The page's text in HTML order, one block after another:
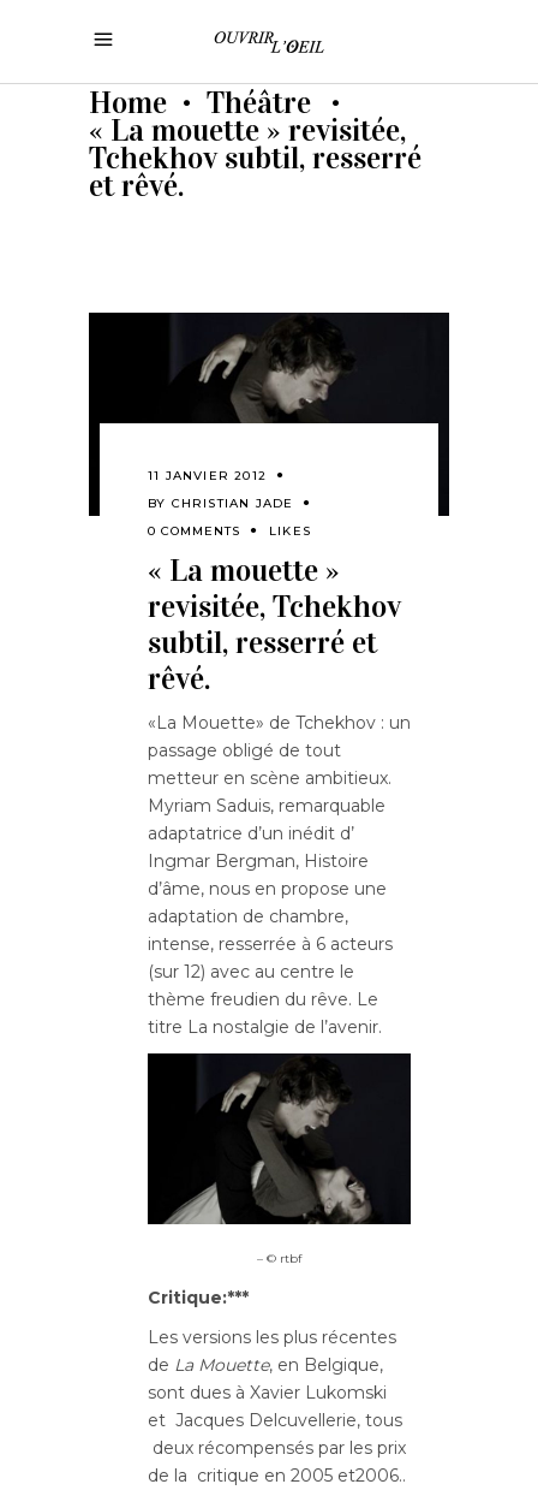
Home • Théâtre •
« La mouette » revisitée,
Tchekhov subtil, resserré
et rêvé.
11 JANVIER 2012
BY CHRISTIAN JADE
0 COMMENTS
LIKES
« La mouette »
revisitée, Tchekhov
subtil, resserré et
rêvé.
«La Mouette» de Tchekhov : un
passage obligé de tout
metteur en scène ambitieux.
Myriam Saduis, remarquable
adaptatrice d’un inédit d’
Ingmar Bergman, Histoire
d’âme, nous en propose une
adaptation de chambre,
intense, resserrée à 6 acteurs
(sur 12) avec au centre le
thème freudien du rêve. Le
titre La nostalgie de l’avenir.
– © rtbf
Critique:***
Les versions les plus récentes
de La Mouette, en Belgique,
sont dues à Xavier Lukomski
et Jacques Delcuvellerie, tous
deux récompensés par les prix
de la critique en 2005 et2006..